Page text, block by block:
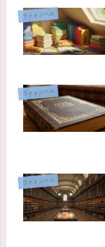
ライトノベル
ライトノベル
ライトノベル